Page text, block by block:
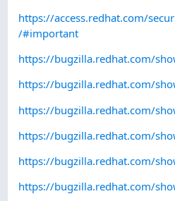
https://access.redhat.com/
/#important
https://bugzilla.redhat.com/
https://bugzilla.redhat.com/
https://bugzilla.redhat.com/
https://bugzilla.redhat.com/
https://bugzilla.redhat.com/
https://bugzilla.redhat.com/